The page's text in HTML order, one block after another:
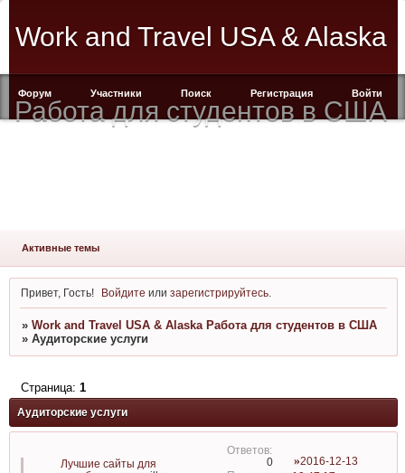
Work and Travel USA & Alaska
Работа для студентов в США
Форум Участники Поиск Регистрация Войти
Активные темы
Привет, Гость! Войдите илизарегистрируйтесь
» Work and Travel USA & Alaska Работа для студентов в США
» Аудиторские услуги
Аудиторские услуги
Страница: 1
Лучшие сайты для
0
2016-12-13